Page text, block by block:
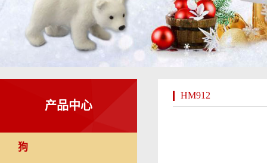
产品中心
狗
HM912